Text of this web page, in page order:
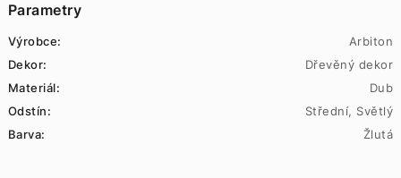
Parametry
Výrobce:
Arbiton
Dekor:
Dřevěný dekor
Materiál:
Dub
Odstín:
Střední, Světlý
Barva:
Žlutá